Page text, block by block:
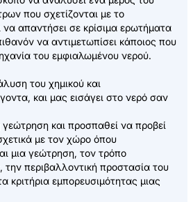
που σχετίζονται με το
απαντήσει σε κρίσιμα ερωτήματα
να αντιμετωπίσει κάποιος που
του εμφιαλωμένου νερού.
του χημικού και
και μας εισάγει στο νερό σαν
και προσπαθεί να προβεί
με τον χώρο όπου
μια γεώτρηση, τον τρόπο
την περιβαλλοντική προστασία του
κριτήρια εμπορευσιμότητας μιας